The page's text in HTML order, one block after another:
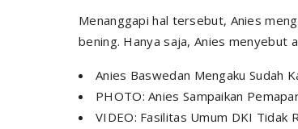
Menanggapi hal tersebut, Anies
bening. Hanya saja, Anies menyebut
Anies Baswedan Mengaku Sudah
PHOTO: Anies Sampaikan
VIDEO: Fasilitas Umum DKI Tidak